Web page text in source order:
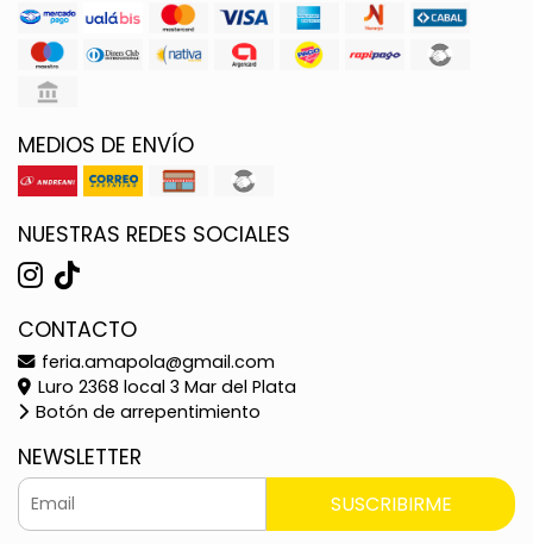
MEDIOS DE ENVÍO
NUESTRAS REDES SOCIALES
CONTACTO
feria.amapola@gmail.com
Luro 2368 local 3 Mar del Plata
Botón de arrepentimiento
NEWSLETTER
SUSCRIBIRME